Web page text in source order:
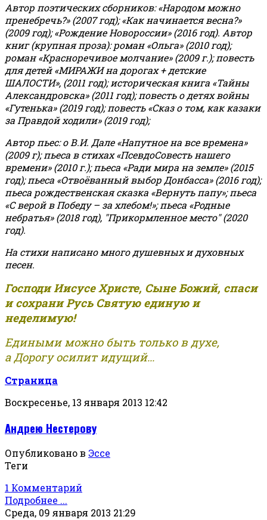
Автор поэтических сборников: «Народом можно
пренебречь?» (2007 год); «Как начинается весна?»
(2009 год); «Рождение Новороссии» (2016 год). Автор
книг (крупная проза): роман «Ольга» (2010 год);
роман «Красноречивое молчание» (2009 г.); повесть
для детей «МИРАЖИ на дорогах + детские
ШАЛОСТИ», (2011 год); историческая книга «Тайны
Александровска» (2011 год); повесть о детях войны
«Гутенька» (2019 год); повесть «Сказ о том, как казаки
за Правдой ходили» (2019 год);
Автор пьес: о В.И. Дале «Напутное на все времена»
(2009 г); пьеса в стихах «ПсевдоСовесть нашего
времени» (2010 г.); пьеса «Ради мира на земле» (2015
год); пьеса «Отвоёванный выбор Донбасса» (2016 год);
пьеса рождественская сказка «Вернуть папу»; пьеса
«С верой в Победу – за хлебом!»;пьеса «Родные
небратья» (2018 год), "Прикормленное место" (2020
год).
На стихи написано много душевных и духовных
песен.
Господи Иисусе Христе, Сыне Божий, спаси
и сохрани Русь Святую единую и
неделимую!
Едиными можно быть только в духе,
а Дорогу осилит идущий...
Страница
Воскресенье, 13 января 2013 12:42
Андрею Нестерову
Опубликовано в Эссе
Теги
1 Комментарий
Подробнее ...
Среда, 09 января 2013 21:29